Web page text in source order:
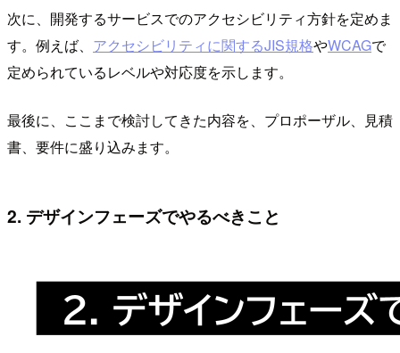
次に、開発するサービスでのアクセシビリティ方針を定めま
す。例えば、 アクセシビリティに関するJIS規格やWCAGで
定められているレベルや対応度を示します。
最後に、ここまで検討してきた内容を、プロポーザル、見積
書、要件に盛り込みます。
2. デザインフェーズでやるべきこと